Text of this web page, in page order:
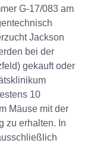
G-17/083 am
Jackson
bei der
gekauft oder
10
Mäuse mit der
zu erhalten. In